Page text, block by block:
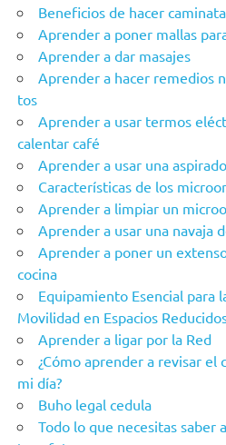
Beneficios de hacer
Aprender a poner mallas
Aprender a dar masajes
Aprender a hacer remedios
tos
Aprender a usar termos
calentar café
Aprender a usar una
Características de los
Aprender a limpiar un
Aprender a usar una navaja
Aprender a poner un
cocina
Equipamiento Esencial para
Movilidad en Espacios
Aprender a ligar por la Red
¿Cómo aprender a revisar el
mi día?
Buho legal cedula
Todo lo que necesitas saber